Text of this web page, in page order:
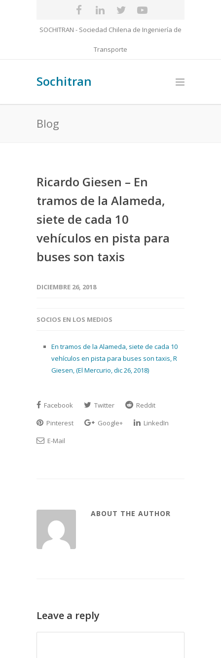
SOCHITRAN - Sociedad Chilena de Ingeniería de
Transporte
Sochitran
Blog
Ricardo Giesen – En
tramos de la Alameda,
siete de cada 10
vehículos en pista para
buses son taxis
DICIEMBRE 26, 2018
SOCIOS EN LOS MEDIOS
En tramos de la Alameda, siete de cada 10
vehículos en pista para buses son taxis, R
Giesen, (El Mercurio, dic 26, 2018)
Facebook Twitter
Reddit
Pinterest
Google+
LinkedIn
E-Mail
ABOUT THE AUTHOR
Leave a reply